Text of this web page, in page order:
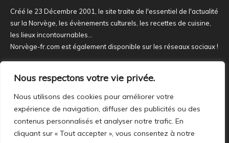
Nous respectons votre vie privée.
Nous utilisons des cookies pour améliorer votre
expérience de navigation, diffuser des publicités ou des
contenus personnalisés et analyser notre trafic. En
cliquant sur « Tout accepter », vous consentez à notre
Créé le 23 Décembre 2001, le site traite de l'essentiel de l'actualité
sur la Norvège, les évènements culturels, les recettes de cuisine,
les lieux incontournables...
Norvège-fr.com est également disponible sur les réseaux sociaux !